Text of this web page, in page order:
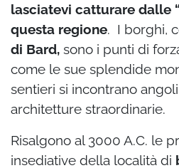
lasciatevi catturare dalle
questa regione. I borghi,
di Bard, sono i punti di
come le sue splendide
sentieri si incontrano
architetture straordinarie.
Risalgono al 3000 A.C. le
insediative della località di